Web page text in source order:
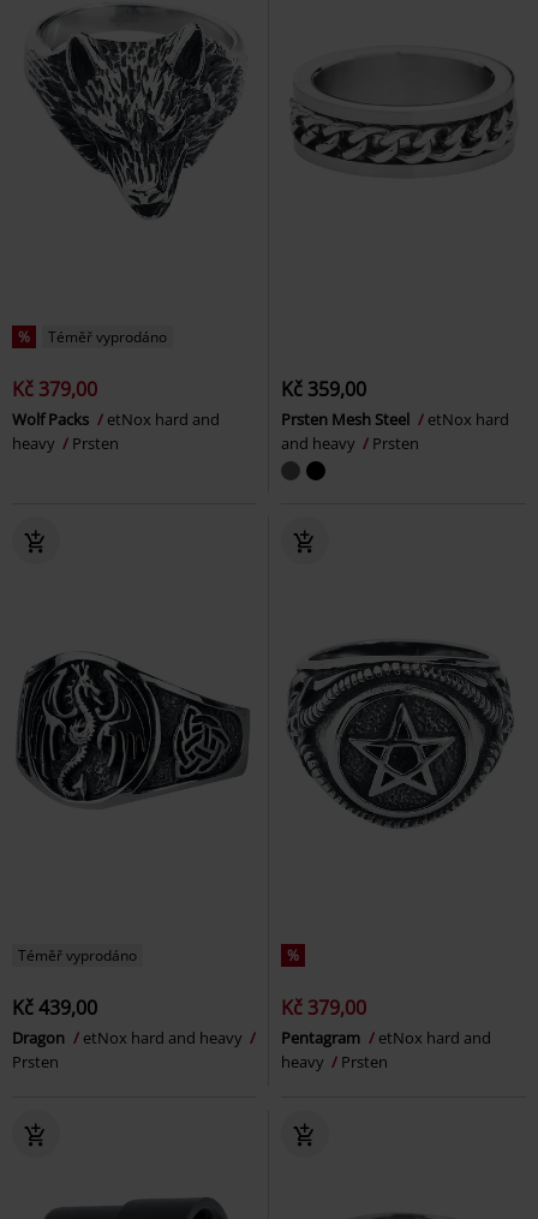
% Téměř vyprodáno
Kč 379,00
Wolf Packs
etNox hard and
heavy
Prsten
Kč 359,00
Prsten Mesh Steel
etNox hard
and heavy
Prsten
Téměř vyprodáno
Kč 439,00
Dragon
etNox hard and heavy
Prsten
%
Kč 379,00
Pentagram
etNox hard and
heavy
Prsten